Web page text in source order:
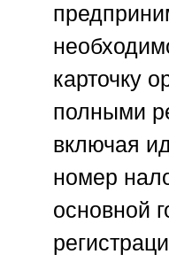
карточку
полными
включая
номер
основной